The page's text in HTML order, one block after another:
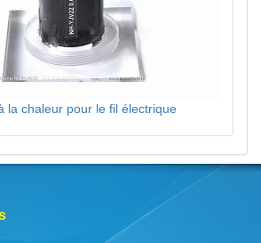
la chaleur pour le fil électrique